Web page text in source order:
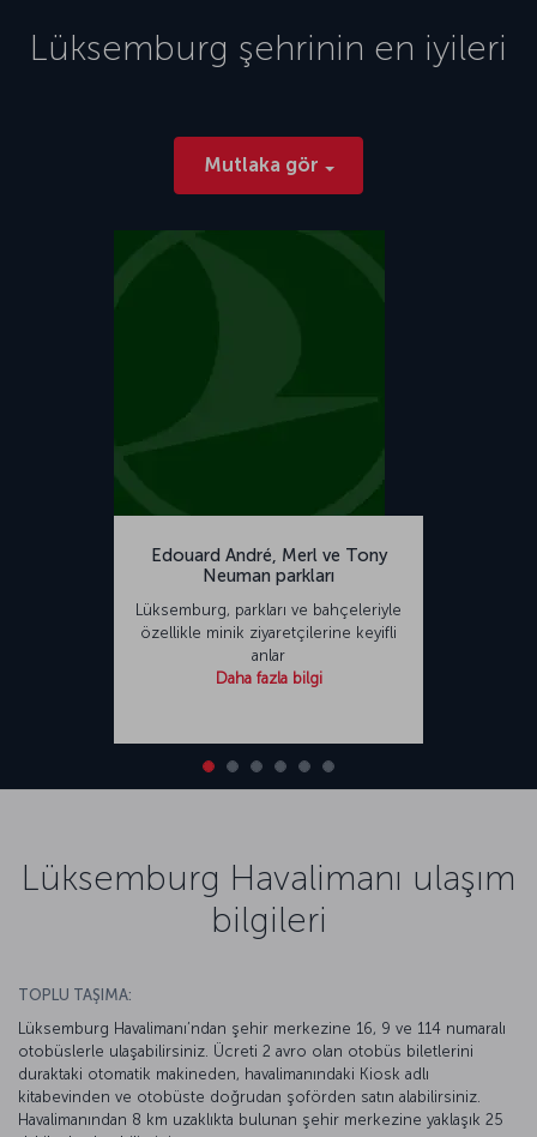
Lüksemburg şehrinin en iyileri
Mutlaka gör
Edouard André, Merl ve Tony
Neuman parkları
Lüksemburg, parkları ve bahçeleriyle
özellikle minik ziyaretçilerine keyifli
anlar
Daha fazla bilgi
Lüksemburg Havalimanı ulaşım
bilgileri
TOPLU TAŞIMA:
Lüksemburg Havalimanı’ndan şehir merkezine 16, 9 ve 114 numaralı
otobüslerle ulaşabilirsiniz. Ücreti 2 avro olan otobüs biletlerini
duraktaki otomatik makineden, havalimanındaki Kiosk adlı
kitabevinden ve otobüste doğrudan şoförden satın alabilirsiniz.
Havalimanından 8 km uzaklıkta bulunan şehir merkezine yaklaşık 25